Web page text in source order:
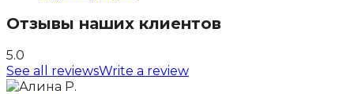
Отзывы наших клиентов
5.0
See all reviewsWrite a review